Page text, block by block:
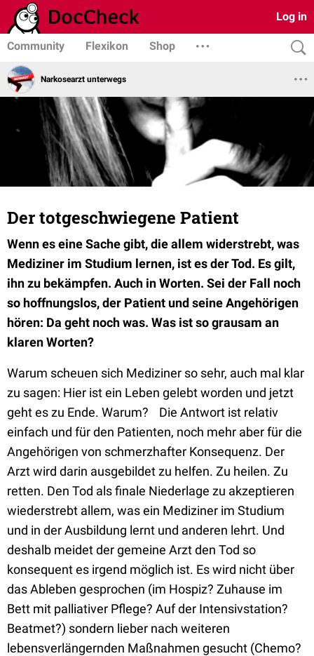
Log in
Community Flexikon Shop
Narkosearzt unterwegs
Der totgeschwiegene Patient
Wenn es eine Sache gibt, die allem widerstrebt, was
Mediziner im Studium lernen, ist es der Tod. Es gilt,
ihn zu bekämpfen. Auch in Worten. Sei der Fall noch
so hoffnungslos, der Patient und seine Angehörigen
hören: Da geht noch was. Was ist so grausam an
klaren Worten?
Warum scheuen sich Mediziner so sehr, auch mal klar
zu sagen: Hier ist ein Leben gelebt worden und jetzt
geht es zu Ende. Warum? Die Antwort ist relativ
einfach und für den Patienten, noch mehr aber für die
Angehörigen von schmerzhafter Konsequenz. Der
Arzt wird darin ausgebildet zu helfen. Zu heilen. Zu
retten. Den Tod als finale Niederlage zu akzeptieren
wiederstrebt allem, was ein Mediziner im Studium
und in der Ausbildung lernt und anderen lehrt. Und
deshalb meidet der gemeine Arzt den Tod so
konsequent es irgend möglich ist. Es wird nicht über
das Ableben gesprochen (im Hospiz? Zuhause im
Bett mit palliativer Pflege? Auf der Intensivstation?
Beatmet?) sondern lieber nach weiteren
lebensverlängernden Maßnahmen gesucht (Chemo?